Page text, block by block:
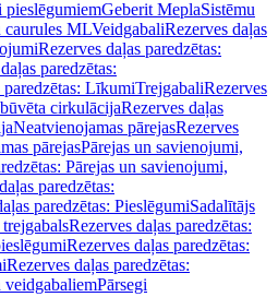
pieslēgumiemGeberit MeplaSistēmu
caurules MLVeidgabaliRezerves daļas
Rezerves daļas paredzētas:
paredzētas:
paredzētas: LīkumiTrejgabaliRezerves
cirkulācijaRezerves daļas
Neatvienojamas pārejasRezerves
pārejasPārejas un savienojumi,
Pārejas un savienojumi,
paredzētas:
paredzētas: PieslēgumiSadalītājs
Rezerves daļas paredzētas:
Rezerves daļas paredzētas:
Rezerves daļas paredzētas:
Pārsegi